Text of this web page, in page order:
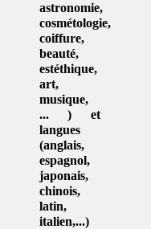
astronomie,
cosmétologie,
coiffure,
beauté,
estéthique,
art,
musique,
... ) et
langues
(anglais,
espagnol,
japonais,
chinois,
latin,
italien,...)